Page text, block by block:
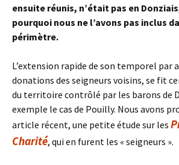
ensuite réunis, n’était pas en
pourquoi nous ne l’avons pas inclus
périmètre.
L’extension rapide de son temporel par
donations des seigneurs voisins, se fit
du territoire contrôlé par les barons de
exemple le cas de Pouilly. Nous avons
article récent, une petite étude sur les
Charité, qui en furent les « seigneurs ».